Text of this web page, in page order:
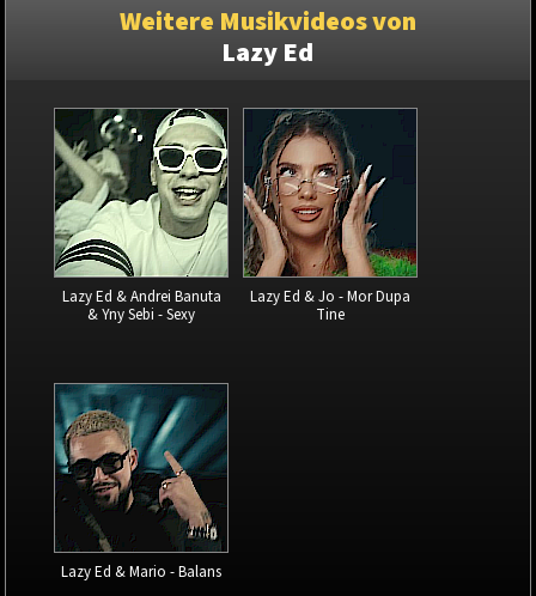
Weitere Musikvideos von
Lazy Ed
Lazy Ed & Andrei Banuta
& Yny Sebi - Sexy
Lazy Ed & Jo - Mor Dupa
Tine
Lazy Ed & Mario - Balans